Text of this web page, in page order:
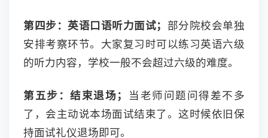
第四步：英语口语听力面试； 部分院校会单独
安排考察环节。大家复习时可以练习英语六级
的听力内容，学校一般不会超过六级的难度。
第五步：结束退场；
当老师问题问得差不多
了，会主动说本场面试结束了。这时候依旧保
持面试礼仪退场即可。